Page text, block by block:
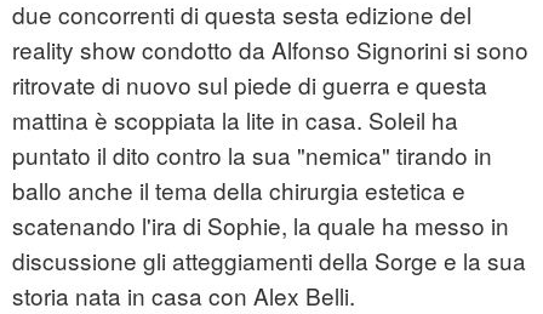
due concorrenti di questa sesta edizione del
reality show condotto da Alfonso Signorini si sono
ritrovate di nuovo sul piede di guerra e questa
mattina è scoppiata la lite in casa. Soleil ha
puntato il dito contro la sua "nemica" tirando in
ballo anche il tema della chirurgia estetica e
scatenando l'ira di Sophie, la quale ha messo in
discussione gli atteggiamenti della Sorge e la sua
storia nata in casa con Alex Belli.